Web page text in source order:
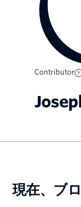
Contributor
現在、ブ